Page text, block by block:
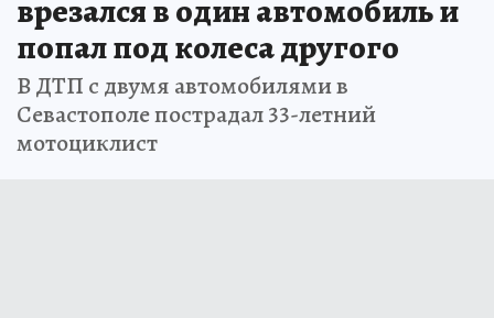
врезался в один автомобиль и
попал под колеса другого
В ДТП с двумя автомобилями в
Севастополе пострадал 33-летний
мотоциклист